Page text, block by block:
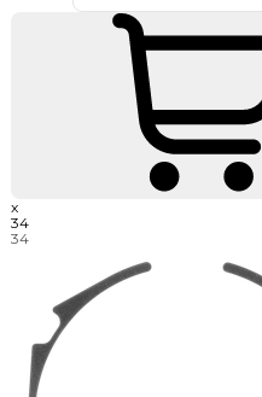
x
34
34